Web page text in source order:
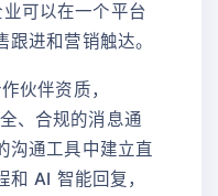
可以在一个平台
进和营销触达。
伙伴资质，
、合规的消息通
沟通工具中建立直
AI 智能回复，